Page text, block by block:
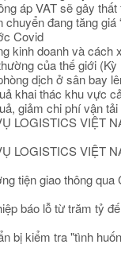
áp VAT sẽ gây thất
chuyển đang tăng giá
Covid
kinh doanh và cách
của thế giới (Kỳ
dịch ở sân bay
khai thác khu vực
giảm chi phí vận tải
LOGISTICS VIỆT
LOGISTICS VIỆT
tiện giao thông qua
báo lỗ từ trăm tỷ
bị kiểm tra "tình